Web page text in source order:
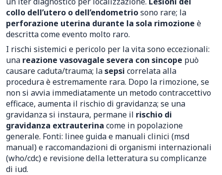
collo dell’utero o dell’endometriosono rare; la
perforazione uterina durante la sola rimozione è
descritta come evento molto raro.
I rischi sistemici e pericolo per la vita sono eccezionali:
una reazione vasovagale severa con sincope può
causare caduta/trauma; lasepsi correlata alla
procedura è estremamente rara. Dopo la rimozione, se
non si avvia immediatamente un metodo contraccettivo
efficace, aumenta il rischio di gravidanza; se una
gravidanza si instaura, permane il rischio di
gravidanza extrauterina come in popolazione
generale. Fonti: linee guida e manuali clinici (msd
manual) e raccomandazioni di organismi internazionali
(who/cdc) e revisione della letteratura su complicanze
di iud.